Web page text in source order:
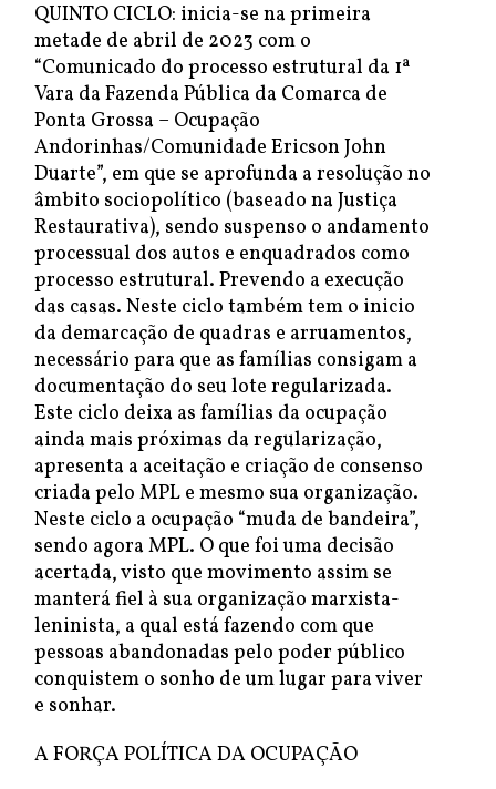
QUINTO CICLO: inicia-se na primeira
metade de abril de 2023 com o
“Comunicado do processo estrutural da 1ª
Vara da Fazenda Pública da Comarca de
Ponta Grossa – Ocupação
Andorinhas/Comunidade Ericson John
Duarte”, em que se aprofunda a resolução no
âmbito sociopolítico (baseado na Justiça
Restaurativa), sendo suspenso o andamento
processual dos autos e enquadrados como
processo estrutural. Prevendo a execução
das casas. Neste ciclo também tem o inicio
da demarcação de quadras e arruamentos,
necessário para que as famílias consigam a
documentação do seu lote regularizada.
Este ciclo deixa as famílias da ocupação
ainda mais próximas da regularização,
apresenta a aceitação e criação de consenso
criada pelo MPL e mesmo sua organização.
Neste ciclo a ocupação “muda de bandeira”,
sendo agora MPL. O que foi uma decisão
acertada, visto que movimento assim se
manterá fiel à sua organização marxista-
leninista, a qual está fazendo com que
pessoas abandonadas pelo poder público
conquistem o sonho de um lugar para viver
e sonhar.
A FORÇA POLÍTICA DA OCUPAÇÃO